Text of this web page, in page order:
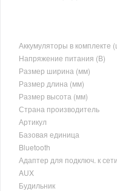
Аккумуляторы в комплекте
Напряжение питания (В)
Размер ширина (мм)
Размер длина (мм)
Размер высота (мм)
Страна производитель
Артикул
Базовая единица
Bluetooth
Адаптер для подключ. к сети
AUX
Будильник